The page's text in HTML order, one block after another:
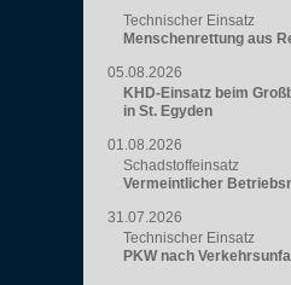
Technischer Einsatz
Menschenrettung aus
05.08.2026
KHD-Einsatz beim
in St. Egyden
01.08.2026
Schadstoffeinsatz
Vermeintlicher
31.07.2026
Technischer Einsatz
PKW nach